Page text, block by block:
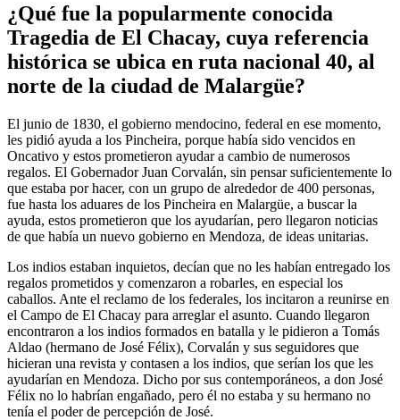
¿Qué fue la popularmente conocida
Tragedia de El Chacay, cuya referencia
histórica se ubica en ruta nacional 40, al
norte de la ciudad de Malargüe?
El junio de 1830, el gobierno mendocino, federal en ese momento,
les pidió ayuda a los Pincheira, porque había sido vencidos en
Oncativo y estos prometieron ayudar a cambio de numerosos
regalos. El Gobernador Juan Corvalán, sin pensar suficientemente lo
que estaba por hacer, con un grupo de alrededor de 400 personas,
fue hasta los aduares de los Pincheira en Malargüe, a buscar la
ayuda, estos prometieron que los ayudarían, pero llegaron noticias
de que había un nuevo gobierno en Mendoza, de ideas unitarias.
Los indios estaban inquietos, decían que no les habían entregado los
regalos prometidos y comenzaron a robarles, en especial los
caballos. Ante el reclamo de los federales, los incitaron a reunirse en
el Campo de El Chacay para arreglar el asunto. Cuando llegaron
encontraron a los indios formados en batalla y le pidieron a Tomás
Aldao (hermano de José Félix), Corvalán y sus seguidores que
hicieran una revista y contasen a los indios, que serían los que les
ayudarían en Mendoza. Dicho por sus contemporáneos, a don José
Félix no lo habrían engañado, pero él no estaba y su hermano no
tenía el poder de percepción de José.